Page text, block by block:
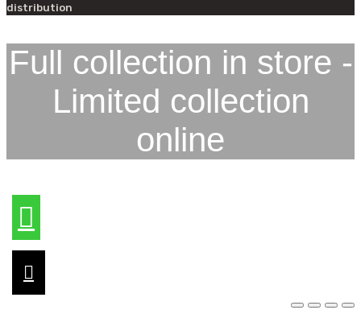
distribution
Full collection in store -
Limited collection
online